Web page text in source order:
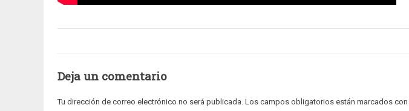
Deja un comentario
Tu dirección de correo electrónico no será publicada. Los campos obligatorios están marcados con